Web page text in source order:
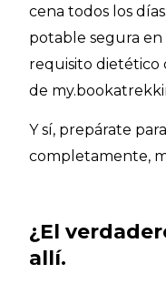
cena todos los
potable segura
requisito dietético
de
Y sí, prepárate
completamente,
¿El
allí.